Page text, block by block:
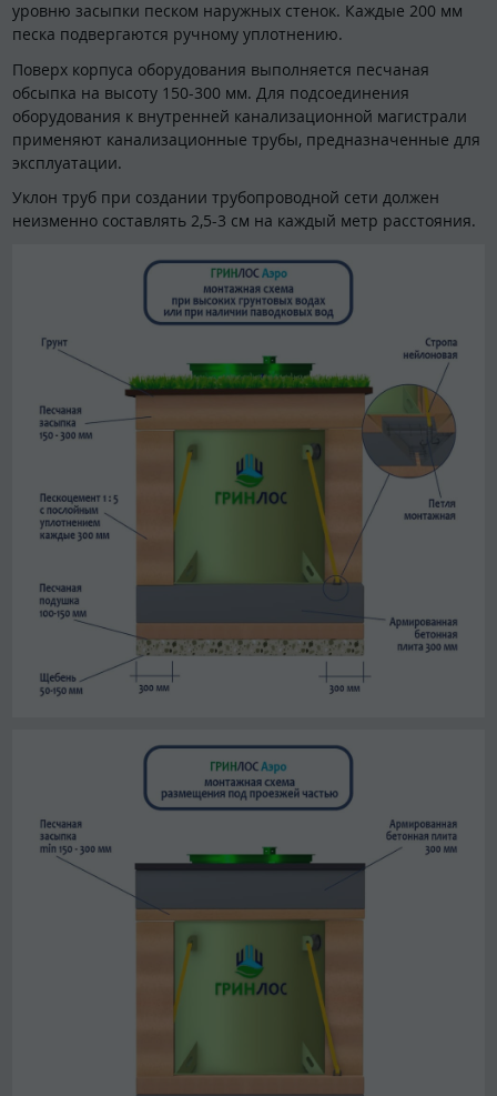
уровню засыпки песком наружных стенок. Каждые 200 мм
песка подвергаются ручному уплотнению.
Поверх корпуса оборудования выполняется песчаная
обсыпка на высоту 150-300 мм. Для подсоединения
оборудования к внутренней канализационной магистрали
применяют канализационные трубы, предназначенные для
эксплуатации.
Уклон труб при создании трубопроводной сети должен
неизменно составлять 2,5-3 см на каждый метр расстояния.